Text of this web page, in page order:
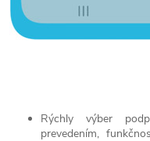
Rýchly výber
prevedením,